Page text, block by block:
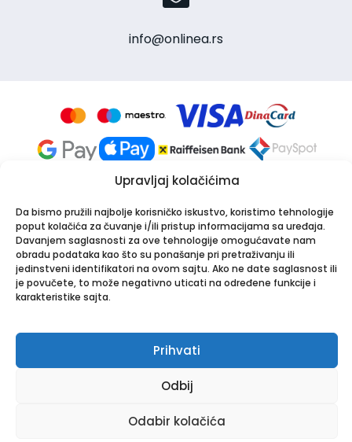
Upravljaj kolačićima
Da bismo pružili najbolje korisničko iskustvo, koristimo tehnologije
poput kolačića za čuvanje i/ili pristup informacijama sa uređaja.
Davanjem saglasnosti za ove tehnologije omogućavate nam
obradu podataka kao što su ponašanje pri pretraživanju ili
jedinstveni identifikatori na ovom sajtu. Ako ne date saglasnost ili
je povučete, to može negativno uticati na određene funkcije i
karakteristike sajta.
Prihvati
Odbij
Odabir kolačića
info@onlinea.rs
Apotekarska ustanova Onlinea
Bulevar Patrijarha Pavla 8A, 21000 Novi Sad
PIB: 114024247 | Matični broj: 26001250
|www.onlinea.rs
Copyright © Onlinea. Sva prava zadržana